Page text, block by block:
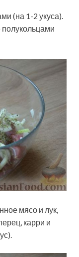
(на 1-2 укуса).
мясо и лук,
карри и